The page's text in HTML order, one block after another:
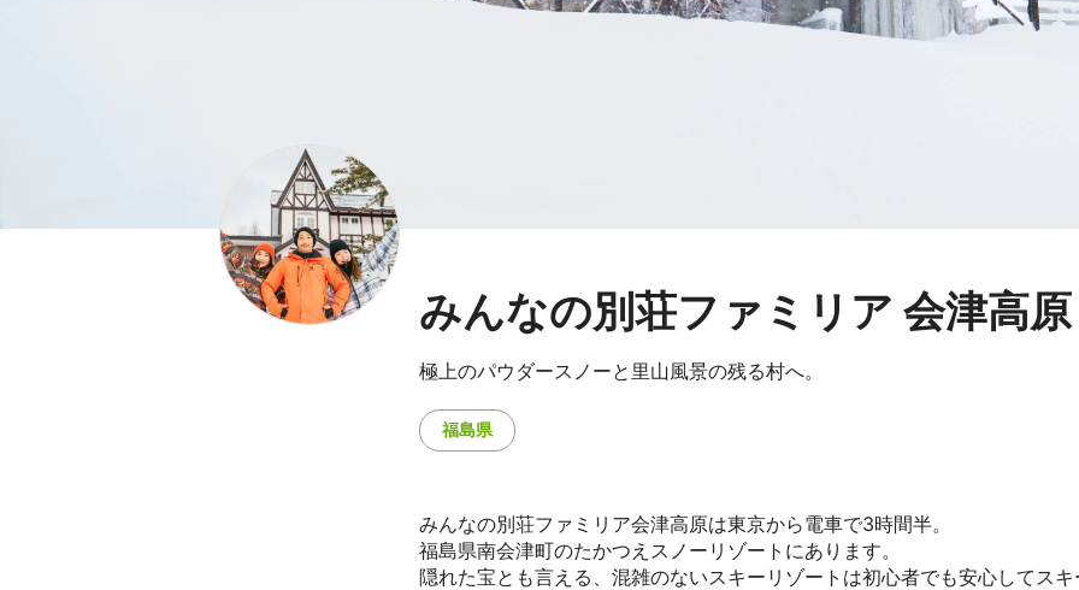
みんなの別荘ファミリア 会津高原
極上のパウダースノーと里山風景の残る村へ。
福島県
みんなの別荘ファミリア会津高原は東京から電車で3時間半。
福島県南会津町のたかつえスノーリゾートにあります。
隠れた宝とも言える、混雑のないスキーリゾートは初心者でも安心してス